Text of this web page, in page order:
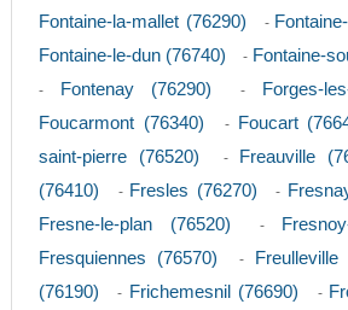
Fontaine-la-mallet (76290) -
Fontaine-le-dun (76740) - Fontaine-
- Fontenay (76290) - Forges-
Foucarmont (76340) - Foucart
saint-pierre (76520)
- Freauville
(76410)
- Fresles (76270) -
Fresne-le-plan (76520) -
Fresquiennes (76570) - Freulleville
(76190)
- Frichemesnil (76690) -